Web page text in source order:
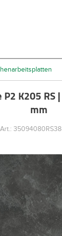
K205 RS
mm
Art.: